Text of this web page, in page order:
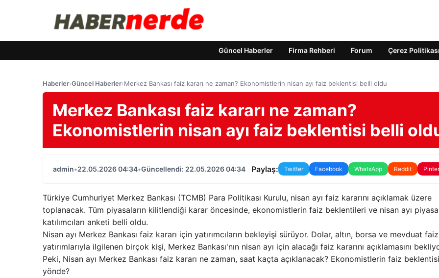
Güncel Haberler Firma Rehberi Forum Çerez Politikası
Haberler›Güncel Haberler›Merkez Bankası faiz kararı ne zaman? Ekonomistlerin nisan ayı faiz beklentisi belli oldu
Merkez Bankası faiz kararı ne zaman?
Ekonomistlerin nisan ayı faiz beklentisi belli
admin•22.05.2026 04:34•Güncellendi: 22.05.2026 04:34 Paylaş: Twitter Facebook WhatsApp Reddit
Türkiye Cumhuriyet Merkez Bankası (TCMB) Para Politikası Kurulu, nisan ayı faiz kararını açıklamak üzere
toplanacak. Tüm piyasaların kilitlendiği karar öncesinde, ekonomistlerin faiz beklentileri ve nisan ayı piyasa
katılımcıları anketi belli oldu.
Nisan ayı Merkez Bankası faiz kararı için yatırımcıların bekleyişi sürüyor. Dolar, altın, borsa ve mevduat
yatırımlarıyla ilgilenen birçok kişi, Merkez Bankası'nın nisan ayı için alacağı faiz kararını açıklamasını
Peki, Nisan ayı Merkez Bankası faiz kararı ne zaman, saat kaçta açıklanacak? Ekonomistlerin faiz
yönde?